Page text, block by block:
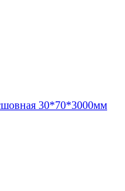
30*70*3000мм